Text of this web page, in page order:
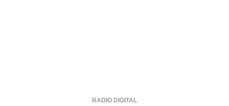
RADIO DIGITAL